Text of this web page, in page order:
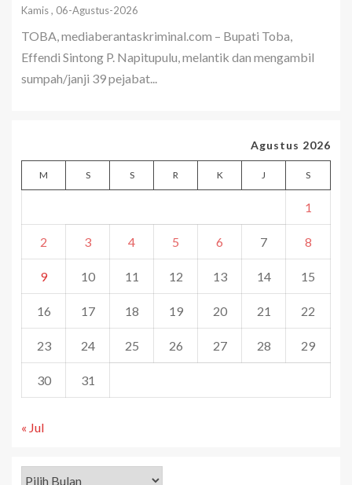
Kamis , 06-Agustus-2026
TOBA, mediaberantaskriminal.com – Bupati Toba,
Effendi Sintong P. Napitupulu, melantik dan mengambil
sumpah/janji 39 pejabat...
Agustus 2026
M S S R K J S
1
2 3 4 5 6 7 8
9 10 11 12 13 14 15
16 17 18 19 20 21 22
23 24 25 26 27 28 29
30 31
« Jul